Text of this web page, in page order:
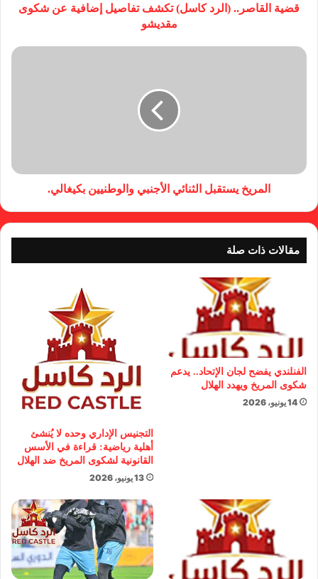
قضية القاصر.. (الرد كاسل) تكشف تفاصيل إضافية عن شكوى
مقديشو
المريخ يستقبل الثنائي الأجنبي والوطنيين بكيغالي.
مقالات ذات صلة
الفنلندي يفضح لجان الإتحاد.. يدعم
شكوى المريخ ويهدد الهلال
14 يونيو، 2026
التجنيس الإداري وحده لا يُنشئ
أهلية رياضية: قراءة في الأسس
القانونية لشكوى المريخ ضد الهلال
13 يونيو، 2026